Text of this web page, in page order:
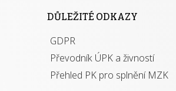
DŮLEŽITÉ ODKAZY
GDPR
Převodník ÚPK a živností
Přehled PK pro splnění MZK